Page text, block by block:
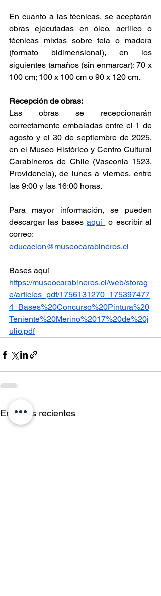
En cuanto a las técnicas, se aceptarán
obras ejecutadas en óleo, acrílico o
técnicas mixtas sobre tela o madera
(formato bidimensional), en los
siguientes tamaños (sin enmarcar): 70 x
100 cm; 100 x 100 cm o 90 x 120 cm.
Recepción de obras:
Las obras se recepcionarán
correctamente embaladas entre el 1 de
agosto y el 30 de septiembre de 2025,
en el Museo Histórico y Centro Cultural
Carabineros de Chile (Vasconia 1523,
Providencia), de lunes a viernes, entre
las 9:00 y las 16:00 horas.
Para mayor información, se pueden
descargar las bases aquí
o escribir al
educacion@museocarabineros.cl
Bases aquí
https://museocarabineros.cl/web/storag
e/articles_pdf/1756131270_175397477
4_Bases%20Concurso%20Pintura%20
Teniente%20Merino%2017%20de%20j
ulio.pdf
Entradas recientes